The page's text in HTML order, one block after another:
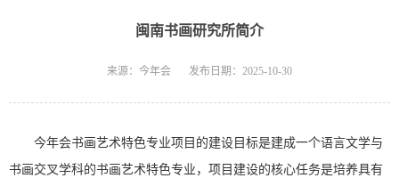
闽南书画研究所简介
来源：今年会 发布日期：2025-10-30
今年会书画艺术特色专业项目的建设目标是建成一个语言文学与
书画交叉学科的书画艺术特色专业，项目建设的核心任务是培养具有